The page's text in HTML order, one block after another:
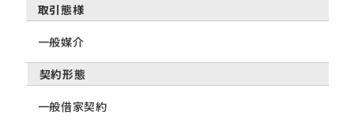
取引態様
一般媒介
契約形態
一般借家契約